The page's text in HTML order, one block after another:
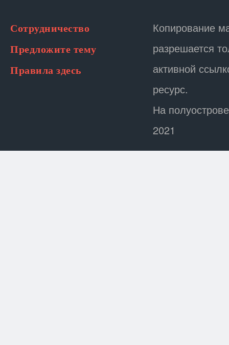
Сотрудничество
Предложите тему
Правила здесь
Копирование
разрешается
активной
ресурс.
На
2021